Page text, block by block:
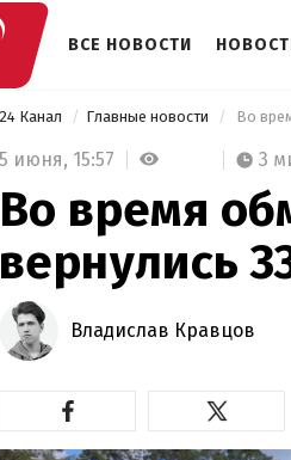
ВСЕ НОВОСТИ
24 Канал Главные новости Во
5 июня, 15:57 3
Во время
вернулись
Владислав Кравцов